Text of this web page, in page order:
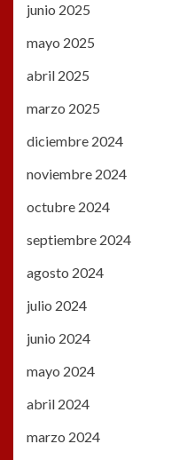
junio 2025
mayo 2025
abril 2025
marzo 2025
diciembre 2024
noviembre 2024
octubre 2024
septiembre 2024
agosto 2024
julio 2024
junio 2024
mayo 2024
abril 2024
marzo 2024